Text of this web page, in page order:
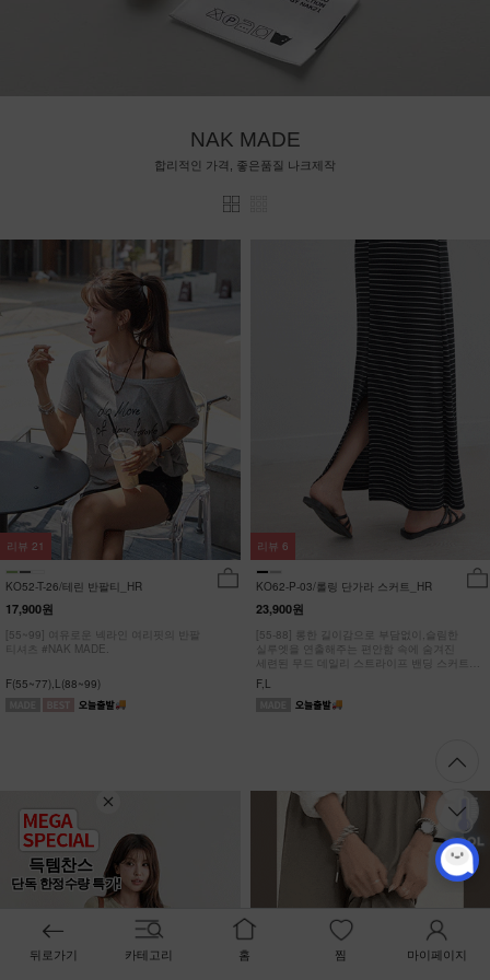
득템찬스
단독 한정수량 특가!
NAK MADE
합리적인 가격, 좋은품질 나크제작
KO52-T-26/테린 반팔티_HR
17,900원
[55~99] 여유로운 넥라인 여리핏의 반팔
티셔츠 #NAK MADE.
F(55~77),L(88~99)
리뷰 21
KO62-P-03/롤링 단가라 스커트_HR
23,900원
[55-88] 롱한 길이감으로 부담없이,슬림한
실루엣을 연출해주는 편안함 속에 숨겨진
세련된 무드 데일리 스트라이프 밴딩 스커트
#NAK MADE.
F,L
리뷰 6
뒤로가기 카테고리 홈 찜 마이페이지